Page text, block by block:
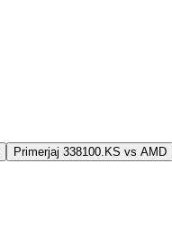
Primerjaj 338100.KS vs AMD